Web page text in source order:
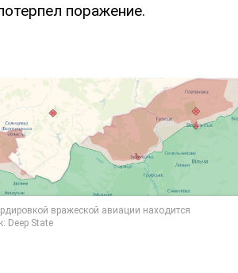
поражение.